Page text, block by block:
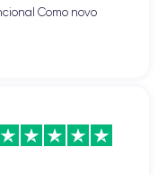
Como novo